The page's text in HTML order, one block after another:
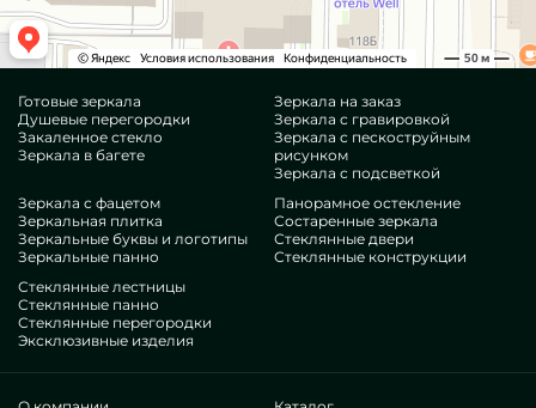
Готовые зеркала
Душевые перегородки
Закаленное стекло
Зеркала в багете
Зеркала на заказ
Зеркала с гравировкой
Зеркала с пескоструйным
рисунком
Зеркала с подсветкой
Зеркала с фацетом
Зеркальная плитка
Зеркальные буквы и логотипы
Зеркальные панно
Панорамное остекление
Состаренные зеркала
Стеклянные двери
Стеклянные конструкции
Стеклянные лестницы
Стеклянные панно
Стеклянные перегородки
Эксклюзивные изделия